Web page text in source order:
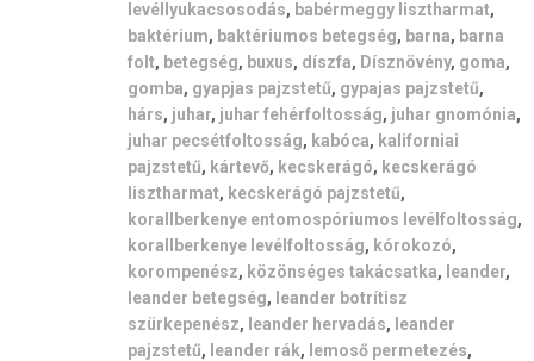
levéllyukacsosodás, babérmeggy lisztharmat,
baktérium, baktériumos betegség, barna, barna
folt, betegség, buxus, díszfa, Dísznövény, goma,
gomba, gyapjas pajzstetű, gypajas pajzstetű,
hárs, juhar, juhar fehérfoltosság, juhar gnomónia,
juhar pecsétfoltosság, kabóca, kaliforniai
pajzstetű, kártevő, kecskerágó, kecskerágó
lisztharmat, kecskerágó pajzstetű,
korallberkenye entomospóriumos levélfoltosság,
korallberkenye levélfoltosság, kórokozó,
korompenész, közönséges takácsatka, leander,
leander betegség, leander botrítisz
szürkepenész, leander hervadás, leander
pajzstetű, leander rák, lemoső permetezés,